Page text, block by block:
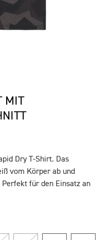
MIT
Dry T-Shirt. Das
vom Körper ab und
für den Einsatz an